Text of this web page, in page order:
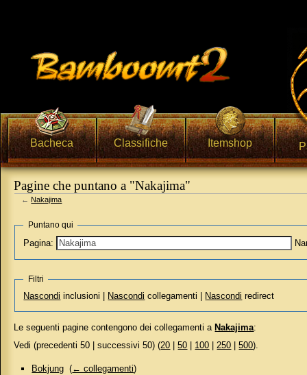
Bacheca Classifiche Itemshop
Pagine che puntano a "Nakajima"
← Nakajima
Puntano qui
Pagina:
Filtri
Nascondi inclusioni | Nascondi collegamenti | Nascondi redirect
Le seguenti pagine contengono dei collegamenti a Nakajima:
Vedi (precedenti 50 | successivi 50) (20 |50 | 100 | 250 |500).
Bokjung ‎(← collegamenti)